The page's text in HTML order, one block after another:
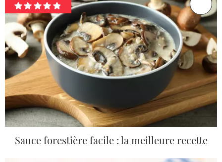
Sauce forestière facile : la meilleure recette